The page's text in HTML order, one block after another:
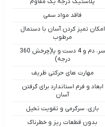
فاقد مواد سمی
امکان تمیز کردن آسان با دستمال
مرطوب
سر، دم و 4 دست و پا(چرخش 360
درجه)
مهارت‌ های حرکتی ظریف
ابعاد و فرم استاندارد برای گرفتن
آسان
بازی، سرگرمی و تقویت تخیل
بدون قطعات ریز و خطرناک